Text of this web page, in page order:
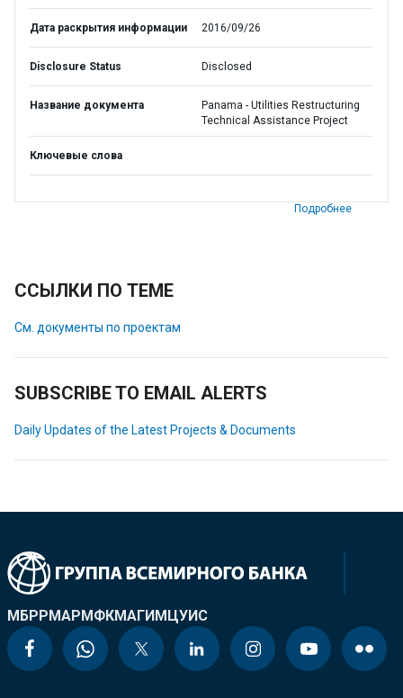
Дата раскрытия информации 2016/09/26
Disclosure Status Disclosed
Название документа
Panama - Utilities Restructuring
Technical Assistance Project
Ключевые слова
Подробнее
ССЫЛКИ ПО ТЕМЕ
См. документы по проектам
SUBSCRIBE TO EMAIL ALERTS
Daily Updates of the Latest Projects & Documents
МБРРМАРМФКМАГИМЦУИС